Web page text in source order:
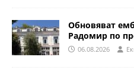
Обновяват
Радомир по
06.08.2026